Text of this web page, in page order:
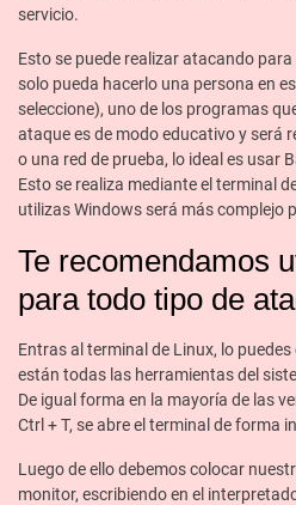
servicio.
Esto se puede realizar atacando
solo pueda hacerlo una persona en
seleccione), uno de los programas
ataque es de modo educativo y será
o una red de prueba, lo ideal es usar
Esto se realiza mediante el terminal
utilizas Windows será más complejo
Te recomendamos
para todo tipo de
Entras al terminal de Linux, lo
están todas las herramientas del
De igual forma en la mayoría de las
Ctrl + T, se abre el terminal de forma
Luego de ello debemos colocar
monitor, escribiendo en el